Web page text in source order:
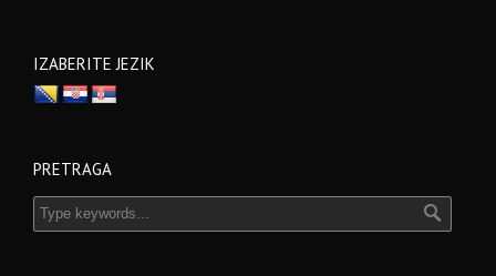
IZABERITE JEZIK
PRETRAGA